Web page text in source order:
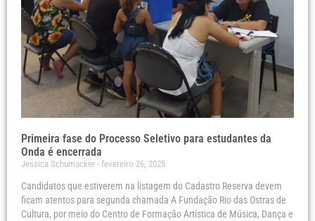
Primeira fase do Processo Seletivo para estudantes da
Onda é encerrada
Jessica Schumacker fevereiro 26, 2025
Candidatos que estiverem na listagem do Cadastro Reserva devem
ficam atentos para segunda chamada A Fundação Rio das Ostras de
Cultura, por meio do Centro de Formação Artística de Música, Dança e